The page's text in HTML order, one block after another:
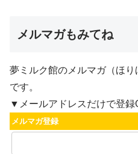
メルマガもみてね
夢ミルク館のメルマガ（ほ
です。
▼メールアドレスだけで登録
メルマガ登録